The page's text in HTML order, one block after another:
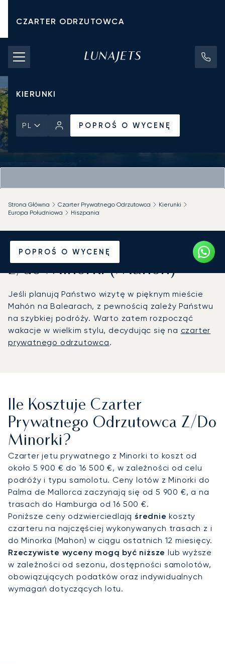
CZARTER ODRZUTOWCA
KOSZTY CZARTERU
PRYWATNE ODRZUTOWCE
KIERUNKI
PL POPROŚ O WYCENĘ
POPROŚ O WYCENĘ
Strona Główna Czarter Prywatnego Odrzutowca
Kierunki
Europa Południowa
Hiszpania
Wynajmij jet prywatny
z/do Minorki (Mahon)
Jeśli planują Państwo wizytę w pięknym mieście
Mahón na Balearach, z pewnością zależy Państwu
na szybkiej podróży. Warto zatem rozpocząć
wakacje w wielkim stylu, decydując się na czarter
prywatnego odrzutowca.
Ile Kosztuje Czarter
Prywatnego Odrzutowca Z/do
Minorki?
Czarter jetu prywatnego z Minorki to koszt od
około 5 900 € do 16 500 €, w zależności od celu
podróży i typu samolotu. Ceny lotów z Minorki do
Palma de Mallorca zaczynają się od 5 900 €, a na
trasach do Hamburga od 16 500 €.
Poniższe ceny odzwierciedlają średnie koszty
czarteru na najczęściej wykonywanych trasach z i
do Minorka (Mahon) w ciągu ostatnich 12 miesięcy.
Rzeczywiste wyceny mogą być niższe lub wyższe
w zależności od sezonu, dostępności samolotów,
obowiązujących podatków oraz indywidualnych
wymagań dotyczących lotu.